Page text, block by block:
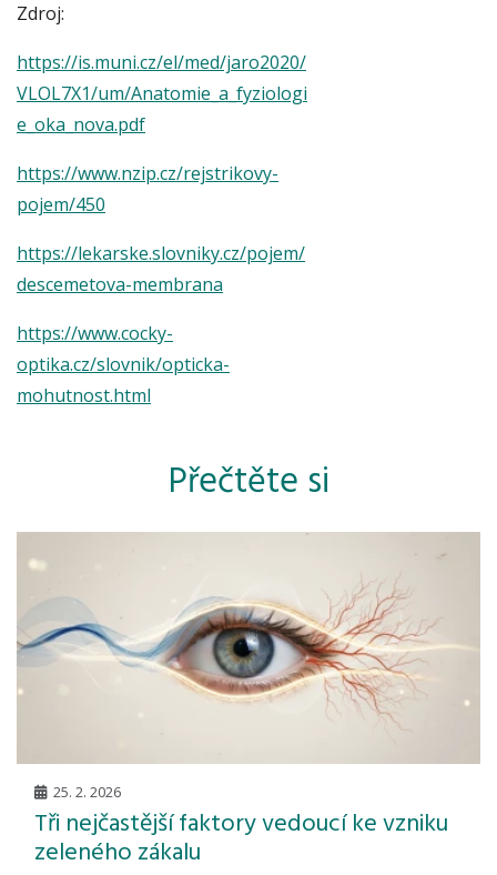
Zdroj:
https://is.muni.cz/el/med/jaro2020/
VLOL7X1/um/Anatomie_a_fyziologi
e_oka_nova.pdf
https://www.nzip.cz/rejstrikovy-
pojem/450
https://lekarske.slovniky.cz/pojem/
descemetova-membrana
https://www.cocky-
optika.cz/slovnik/opticka-
mohutnost.html
Přečtěte si
25. 2. 2026
Tři nejčastější faktory vedoucí ke vzniku
zeleného zákalu